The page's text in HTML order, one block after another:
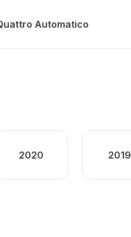
Automatico
2020 2019